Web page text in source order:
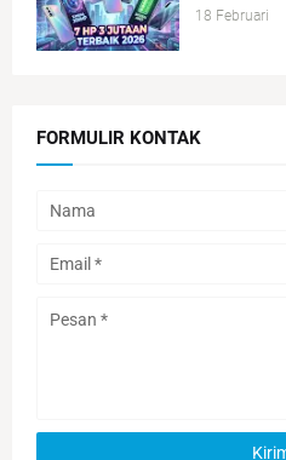
18 Februari
FORMULIR KONTAK